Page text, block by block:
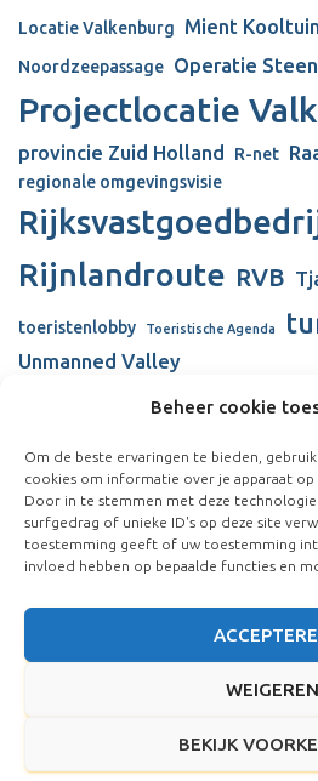
Beheer cookie
Om de beste ervaringen te bieden,
cookies om informatie over je apparaat op
Door in te stemmen met deze
surfgedrag of unieke ID's op deze site
toestemming geeft of uw toestemming
invloed hebben op bepaalde functies en
WEIGEREN
BEKIJK
Locatie Valkenburg Mient Kooltuin
Noordzeepassage Operatie
Projectlocatie
provincie Zuid Holland R-net
regionale omgevingsvisie
Rijnlandroute RVB
toeristenlobby Toeristische Agenda
Unmanned Valley
Unmanned Valley
Valkenburg Valkenburgse Meer
verbouw gemeentehuis
Vliegkamp Valkenburg Vliegveld
windmolens
Hestia | Ontwikkeld